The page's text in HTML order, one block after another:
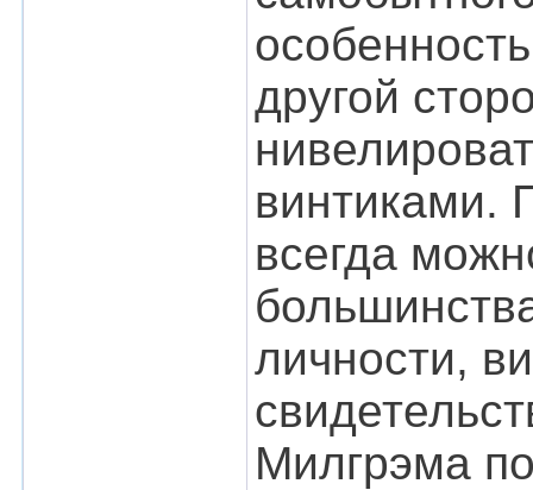
другой
винтиками.
всегда
личности,
Милгрэма